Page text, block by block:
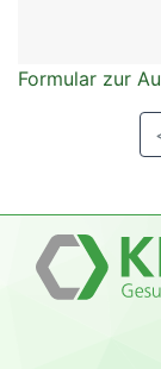
Formular zur